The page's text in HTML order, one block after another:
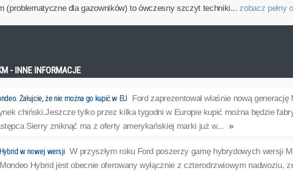
(problematyczne dla gazowników) to ówczesny szczyt techniki...zobacz pełny
- INNE INFORMACJE
Żałujcie, że nie można go kupić w EU
Ford zaprezentował właśnie nową
chiński.Jeszcze tylko przez kilka tygodni w Europie kupić można będzie
Sierry zniknąć ma z oferty amerykańskiej marki już w... »
w nowej wersji W przyszłym roku Ford poszerzy gamę hybrydowych wersji
Hybrid jest obecnie oferowany wyłącznie z czterodrzwiowym nadwoziu,